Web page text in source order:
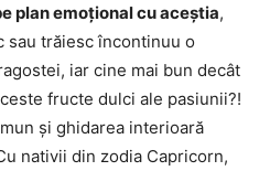
plan emoțional cu aceștia,
sau trăiesc încontinuu o
iar cine mai bun decât
fructe dulci ale pasiunii?!
și ghidarea interioară
nativii din zodia Capricorn,